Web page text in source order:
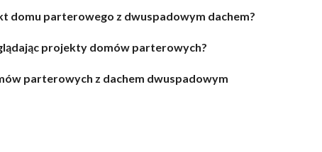
domu parterowego z dwuspadowym dachem?
projekty domów parterowych?
parterowych z dachem dwuspadowym